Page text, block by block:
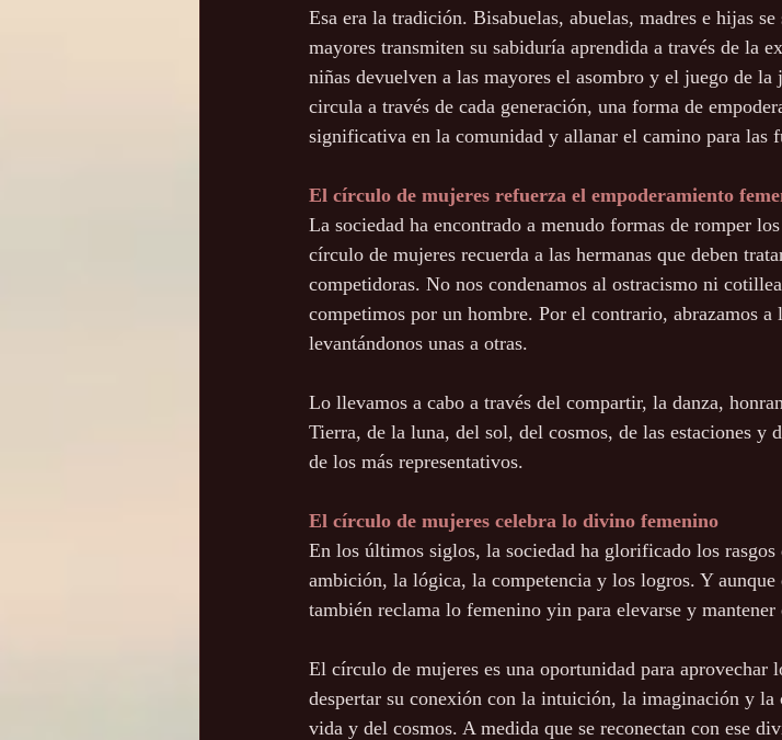
Esa era la tradición. Bisabuelas, abuelas, madres e hijas
mayores transmiten su sabiduría aprendida a través de la
niñas devuelven a las mayores el asombro y el juego de
circula a través de cada generación, una forma de
significativa en la comunidad y allanar el camino para las
El círculo de mujeres refuerza el empoderamiento
La sociedad ha encontrado a menudo formas de romper
círculo de mujeres recuerda a las hermanas que deben
competidoras. No nos condenamos al ostracismo ni
competimos por un hombre. Por el contrario, abrazamos a
levantándonos unas a otras.
Lo llevamos a cabo a través del compartir, la danza,
Tierra, de la luna, del sol, del cosmos, de las estaciones y
de los más representativos.
El círculo de mujeres celebra lo divino femenino
En los últimos siglos, la sociedad ha glorificado los
ambición, la lógica, la competencia y los logros. Y
también reclama lo femenino yin para elevarse y
El círculo de mujeres es una oportunidad para
despertar su conexión con la intuición, la imaginación y
vida y del cosmos. A medida que se reconectan con ese